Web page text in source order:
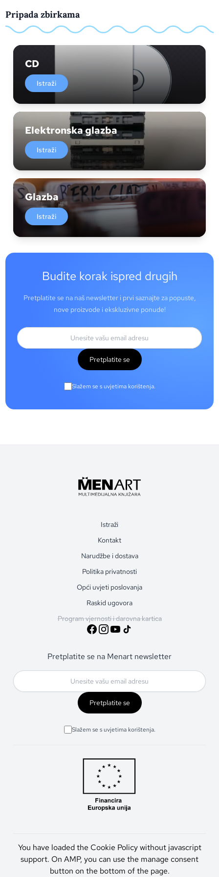
Pripada zbirkama
CD
Istraži
Elektronska glazba
Istraži
Glazba
Istraži
Budite korak ispred drugih
Pretplatite se na naš newsletter i prvi saznajte za popuste,
nove proizvode i ekskluzivne ponude!
Pretplatite se
Slažem se s uvjetima korištenja.
Istraži
Kontakt
Narudžbe i dostava
Politika privatnosti
Opći uvjeti poslovanja
Raskid ugovora
Program vjernosti i darovna kartica
Pretplatite se na Menart newsletter
Pretplatite se
Slažem se s uvjetima korištenja.
You have loaded the Cookie Policy without javascript
support. On AMP, you can use the manage consent
button on the bottom of the page.